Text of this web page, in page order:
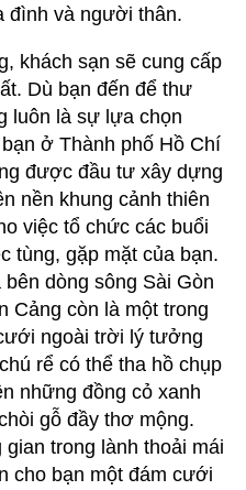
đình và người thân.
khách sạn sẽ cung cấp
Dù bạn đến để thư
luôn là sự lựa chọn
ở Thành phố Hồ Chí
được đầu tư xây dựng
nền khung cảnh thiên
việc tổ chức các buổi
tùng, gặp mặt của bạn.
dòng sông Sài Gòn
Cảng còn là một trong
ngoài trời lý tưởng
rể có thể tha hồ chụp
những đồng cỏ xanh
gỗ đầy thơ mộng.
trong lành thoải mái
cho bạn một đám cưới